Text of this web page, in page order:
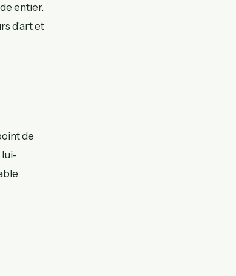
entier.
d'art et
de
lui-